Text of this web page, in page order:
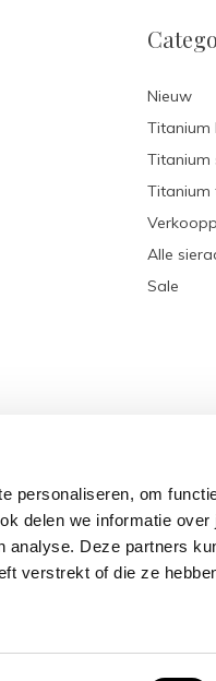
personaliseren, om
delen we informatie
Deze partners
verstrekt of die ze
Nieuw
Titanium
Titanium
Titanium
Alle
Sale
- Theme ByDMWSx